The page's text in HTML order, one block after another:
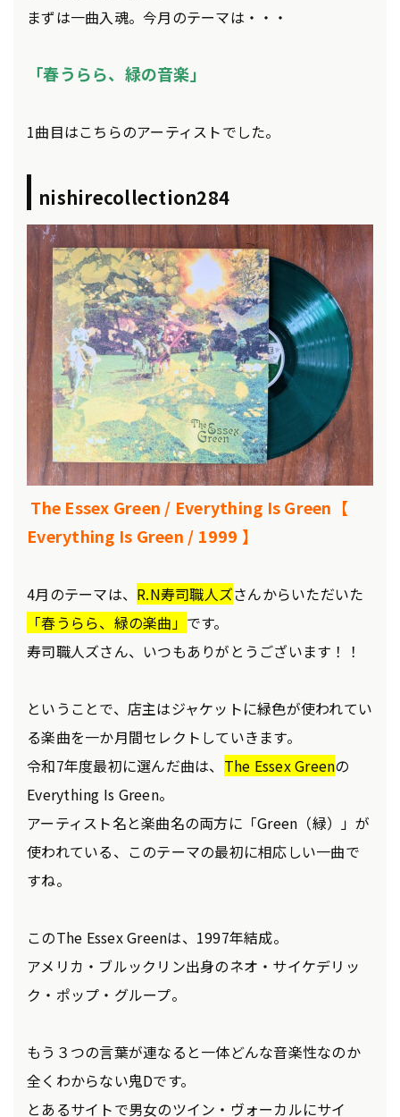
まずは一曲入魂。今月のテーマは・・・
「春うらら、緑の音楽」
1曲目はこちらのアーティストでした。
nishirecollection284
The Essex Green / Everything Is Green【
Everything Is Green / 1999 】
4月のテーマは、 R.N寿司職人ズさんからいただいた
「春うらら、緑の楽曲」 です。
寿司職人ズさん、いつもありがとうございます！！
ということで、店主はジャケットに緑色が使われてい
る楽曲を一か月間セレクトしていきます。
令和7年度最初に選んだ曲は、 The Essex Greenの
Everything Is Green。
アーティスト名と楽曲名の両方に「Green（緑）」が
使われている、このテーマの最初に相応しい一曲で
すね。
このThe Essex Greenは、1997年結成。
アメリカ・ブルックリン出身のネオ・サイケデリッ
ク・ポップ・グループ。
もう３つの言葉が連なると一体どんな音楽性なのか
全くわからない鬼Dです。
とあるサイトで男女のツイン・ヴォーカルにサイ